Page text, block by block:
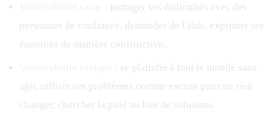
: partager ses difficultés avec des
personnes de confiance, demander de l'aide, exprimer ses
émotions de manière constructive.
: se plaindre à tout le monde sans
agir, utiliser ses problèmes comme excuse pour ne rien
changer, chercher la pitié au lieu de solutions.